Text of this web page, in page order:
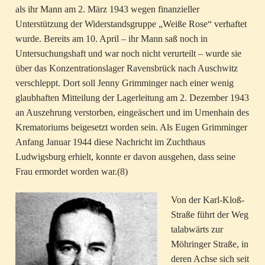
als ihr Mann am 2. März 1943 wegen finanzieller
Unterstützung der Widerstandsgruppe „Weiße Rose“ verhaftet
wurde. Bereits am 10. April – ihr Mann saß noch in
Untersuchungshaft und war noch nicht verurteilt – wurde sie
über das Konzentrationslager Ravensbrück nach Auschwitz
verschleppt. Dort soll Jenny Grimminger nach einer wenig
glaubhaften Mitteilung der Lagerleitung am 2. Dezember 1943
an Auszehrung verstorben, eingeäschert und im Urnenhain des
Krematoriums beigesetzt worden sein. Als Eugen Grimminger
Anfang Januar 1944 diese Nachricht im Zuchthaus
Ludwigsburg erhielt, konnte er davon ausgehen, dass seine
Frau ermordet worden war.(8)
Von der Karl-Kloß-
Straße führt der Weg
talabwärts zur
Möhringer Straße, in
deren Achse sich seit